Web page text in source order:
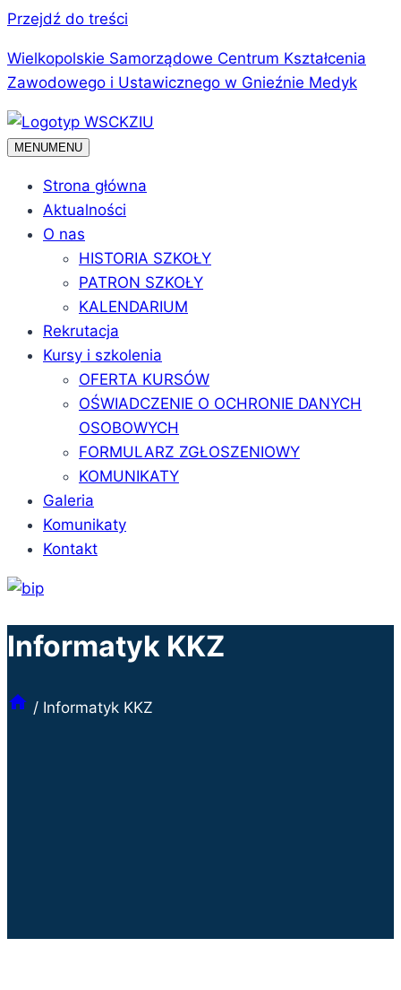
Przejdź do treści
Wielkopolskie Samorządowe Centrum Kształcenia
Zawodowego i Ustawicznego w Gnieźnie Medyk
MENUMENU
Strona główna
Aktualności
O nas
HISTORIA SZKOŁY
PATRON SZKOŁY
KALENDARIUM
Rekrutacja
Kursy i szkolenia
OFERTA KURSÓW
OŚWIADCZENIE O OCHRONIE DANYCH
OSOBOWYCH
FORMULARZ ZGŁOSZENIOWY
KOMUNIKATY
Galeria
Komunikaty
Kontakt
Informatyk KKZ
/ Informatyk KKZ